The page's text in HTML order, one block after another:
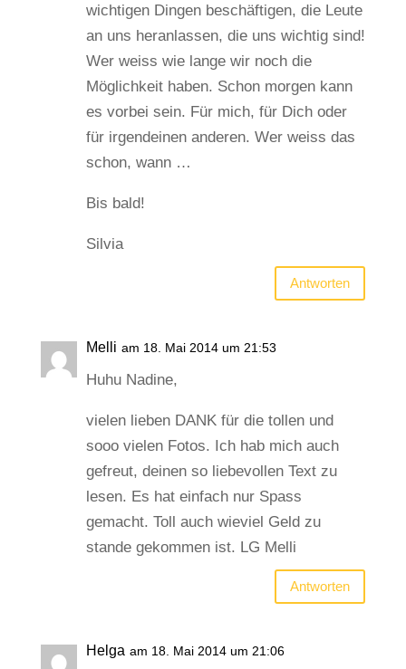
wichtigen Dingen beschäftigen, die Leute
an uns heranlassen, die uns wichtig sind!
Wer weiss wie lange wir noch die
Möglichkeit haben. Schon morgen kann
es vorbei sein. Für mich, für Dich oder
für irgendeinen anderen. Wer weiss das
schon, wann …
Bis bald!
Silvia
Antworten
Melli am 18. Mai 2014 um 21:53
Huhu Nadine,
vielen lieben DANK für die tollen und
sooo vielen Fotos. Ich hab mich auch
gefreut, deinen so liebevollen Text zu
lesen. Es hat einfach nur Spass
gemacht. Toll auch wieviel Geld zu
stande gekommen ist. LG Melli
Antworten
Helga am 18. Mai 2014 um 21:06